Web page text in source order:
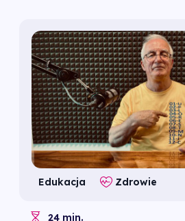
Edukacja Zdrowie
24 min.